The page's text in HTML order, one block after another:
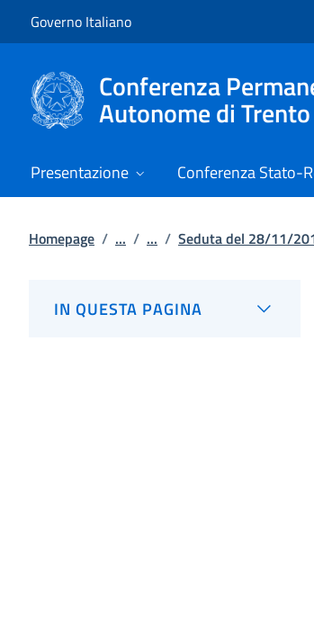
Governo Italiano
Conferenza
Autonome di
Presentazione Conferenza Stato-
Homepage / ... / ... / Seduta del 28/11/
IN QUESTA PAGINA